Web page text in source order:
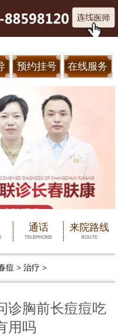
预约挂号 在线服务
通话
TELEPHONE
来院路线
ROUTE
痘 > 治疗 >
诊胸前长痘痘吃
用吗